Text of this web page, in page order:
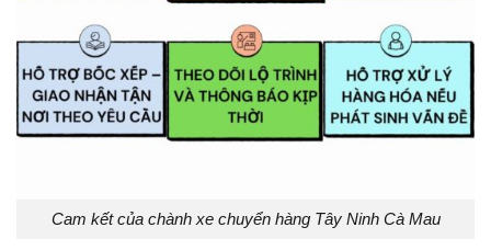
Cam kết của chành xe chuyển hàng Tây Ninh Cà Mau